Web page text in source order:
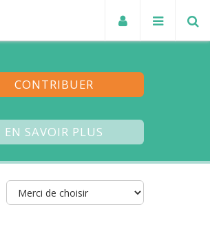
CONTRIBUER
EN SAVOIR PLUS